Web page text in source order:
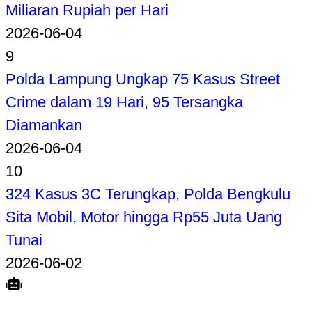
Miliaran Rupiah per Hari
2026-06-04
9
Polda Lampung Ungkap 75 Kasus Street
Crime dalam 19 Hari, 95 Tersangka
Diamankan
2026-06-04
10
324 Kasus 3C Terungkap, Polda Bengkulu
Sita Mobil, Motor hingga Rp55 Juta Uang
Tunai
2026-06-02